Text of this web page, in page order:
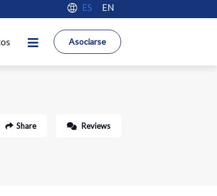
ES EN
Asociarse
Share Reviews